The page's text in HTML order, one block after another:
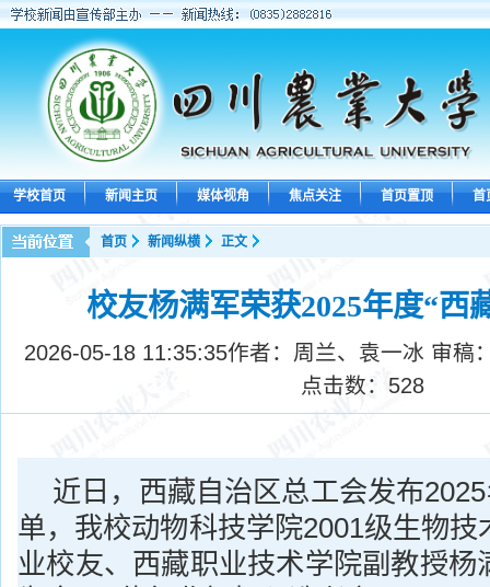
学校首页 新闻主页 媒体视角 焦点关注 首页置顶 首
首页 新闻纵横 正文
校友杨满军荣获2025年度“西
2026-05-18 11:35:35作者：周兰、袁一冰 审稿
点击数： 528
近日，西藏自治区总工会发布
单，我校动物科技学院2001级生物
业校友、西藏职业技术学院副教授杨